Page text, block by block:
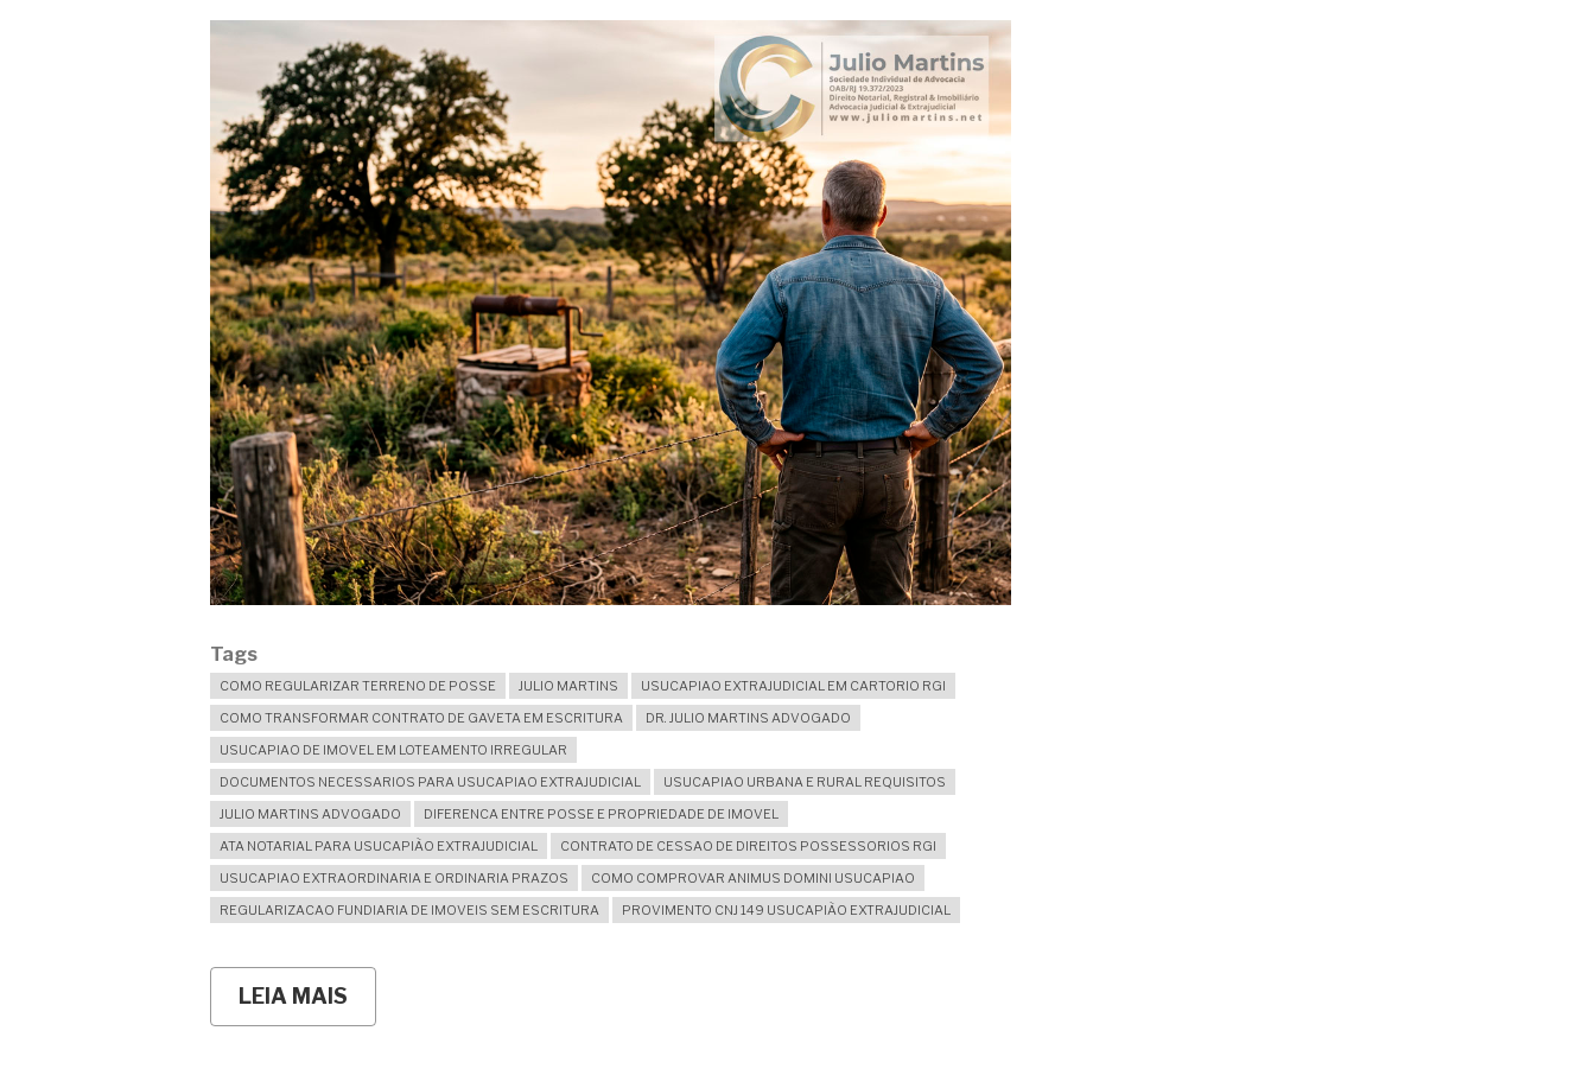
TODA
A
HERANÇA
ATÉ
COM
FILHOS
QUE
NÃO
SÃO
MEUS?
Tags
COMO REGULARIZAR TERRENO DE POSSE JULIO MARTINS
USUCAPIAO EXTRAJUDICIAL EM CARTORIO RGI
COMO TRANSFORMAR CONTRATO DE GAVETA EM ESCRITURA
DR. JULIO MARTINS ADVOGADO
USUCAPIAO DE IMOVEL EM LOTEAMENTO IRREGULAR
DOCUMENTOS NECESSARIOS PARA USUCAPIAO EXTRAJUDICIAL
USUCAPIAO URBANA E RURAL REQUISITOS
JULIO MARTINS ADVOGADO
DIFERENCA ENTRE POSSE E PROPRIEDADE DE IMOVEL
ATA NOTARIAL PARA USUCAPIÃO EXTRAJUDICIAL
CONTRATO DE CESSAO DE DIREITOS POSSESSORIOS RGI
USUCAPIAO EXTRAORDINARIA E ORDINARIA PRAZOS
COMO COMPROVAR ANIMUS DOMINI USUCAPIAO
REGULARIZACAO FUNDIARIA DE IMOVEIS SEM ESCRITURA
PROVIMENTO CNJ 149 USUCAPIÃO EXTRAJUDICIAL
LEIA MAIS
ENFIM